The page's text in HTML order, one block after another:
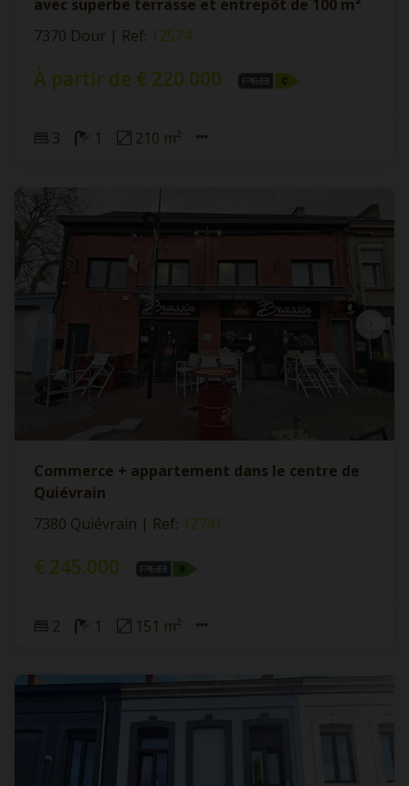
avec superbe terrasse et entrepôt de 100 m²
7370 Dour | Ref: 12574
À partir de € 220.000
3 1 210 m²
Commerce + appartement dans le centre de
Quiévrain
7380 Quiévrain | Ref: 12741
€ 245.000
2 1 151 m²